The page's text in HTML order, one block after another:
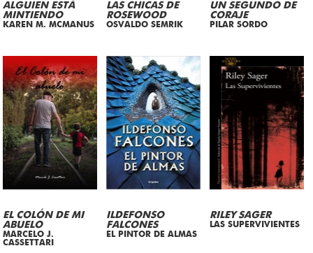
ALGUIEN ESTÁ
MINTIENDO
KAREN M. MCMANUS
LAS CHICAS DE
ROSEWOOD
OSVALDO SEMRIK
UN SEGUNDO DE
CORAJE
PILAR SORDO
EL COLÓN DE MI
ABUELO
MARCELO J.
CASSETTARI
ILDEFONSO
FALCONES
EL PINTOR DE ALMAS
RILEY SAGER
LAS SUPERVIVIENTES